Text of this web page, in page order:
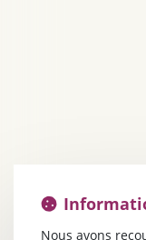
Nous avons